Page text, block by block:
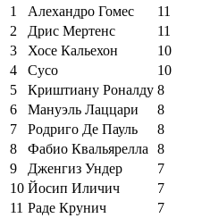
1
Алехандро Гомес
11
2
Дрис Мертенс
11
3
Хосе Кальехон
10
4
Сусо
10
5
Криштиану Роналду 8
6
Мануэль Лаццари
8
7
Родриго Де Пауль
8
8
Фабио Квальярелла
8
9
Дженгиз Ундер
7
10 Йосип Иличич
7
11 Раде Крунич
7